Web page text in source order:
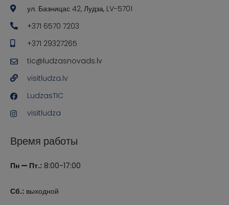
ул. Базницас 42, Лудза, LV-5701
+371 6570 7203
+371 29327265
tic@ludzasnovads.lv
visitludza.lv
LudzasTIC
visitludza
Время работы
Пн — Пт.: 8:00-17:00
Сб.: выходной